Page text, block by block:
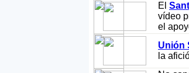
El
vídeo
el
Unión
la